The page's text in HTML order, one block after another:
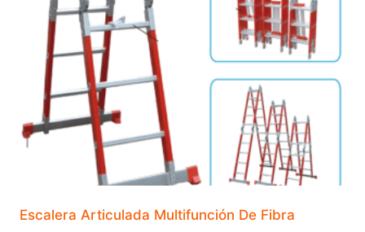
Tijera
Con
Plataforma
de
Aluminio
cantidad
Escalera Tipo Tijera Con Plataforma de
Aluminio – 24
Tipo
Escalera Articulada Multifunción De Fibra